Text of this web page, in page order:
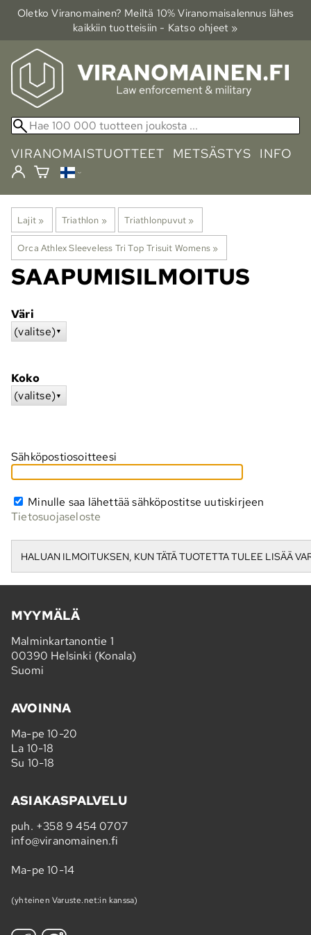
Oletko Viranomainen? Meiltä 10% Viranomais­alennus lähes
kaikkiin tuotteisiin - Katso ohjeet »
VIRANOMAISTUOTTEET METSÄSTYS INFO
Lajit ‪» Triathlon ‪» Triathlonpuvut ‪»
Orca Athlex Sleeveless Tri Top Trisuit Womens ‪»
SAAPUMISILMOITUS
Väri
(valitse)▼
Koko
(valitse)▼
Sähköpostiosoitteesi
Minulle saa lähettää sähköpostitse uutiskirjeen
Tietosuojaseloste
MYYMÄLÄ
Malminkartanontie 1
00390 Helsinki (Konala)
Suomi
AVOINNA
Ma-pe 10-20
La 10-18
Su 10-18
ASIAKASPALVELU
puh. +358 9 454 0707
info@viranomainen.fi
Ma-pe 10-14
(yhteinen Varuste.net:in kanssa)